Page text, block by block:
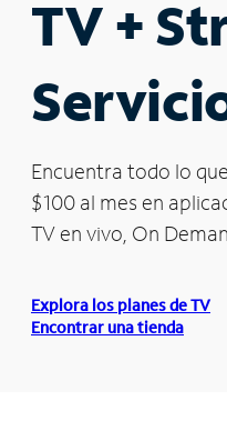
TV +
Encuentra todo lo
$100 al mes en
TV en vivo, On
Explora los planes de TV
Encontrar una tienda